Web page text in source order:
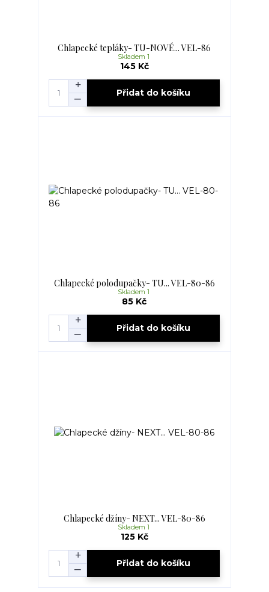
Chlapecké tepláky- TU-NOVÉ... VEL-86
145 Kč
Skladem 1
Přidat do košíku
Chlapecké polodupačky- TU... VEL-80-86
85 Kč
Skladem 1
Přidat do košíku
Chlapecké džíny- NEXT... VEL-80-86
125 Kč
Skladem 1
Přidat do košíku